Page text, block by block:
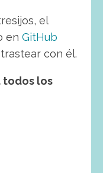
el
en GitHub
con él.
todos los